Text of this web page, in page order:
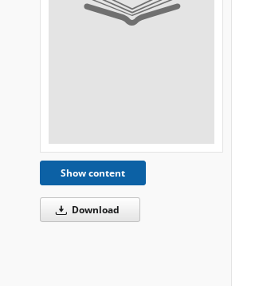
Show content
Download